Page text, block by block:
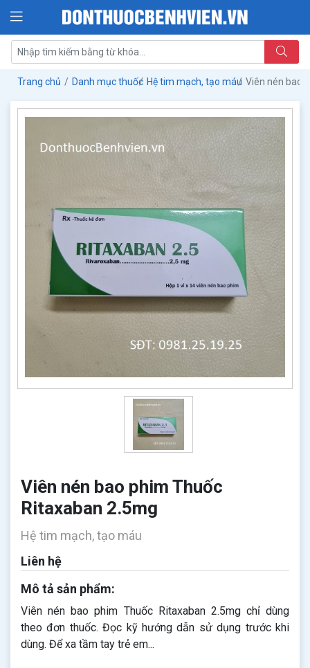
Trang chủ Danh mục thuốc Hệ tim mạch, tạo máu Viên nén bao
Viên nén bao phim Thuốc
Ritaxaban 2.5mg
Hệ tim mạch, tạo máu
Liên hệ
Mô tả sản phẩm:
Viên nén bao phim Thuốc Ritaxaban 2.5mg chỉ dùng
theo đơn thuốc. Đọc kỹ hướng dẫn sử dụng trước khi
dùng. Để xa tầm tay trẻ em...